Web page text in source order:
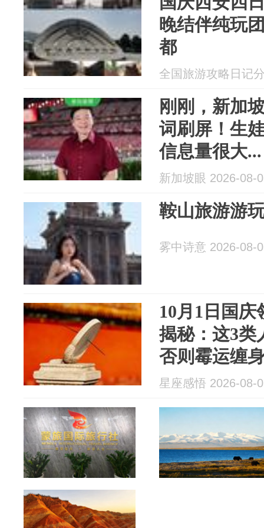
晚结伴纯玩
都
全国旅游攻略日记
刚刚，新加
词刷屏！生
信息量很大...
新加坡眼 2026-08-
鞍山旅游游
雾中诗意 2026-08-
10月1日国
揭秘：这3类
否则霉运缠
星座感悟 2026-08-